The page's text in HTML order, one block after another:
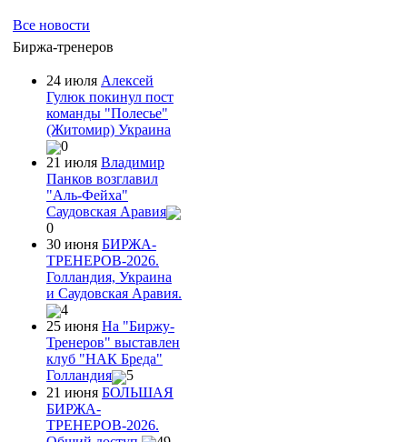
Все новости
Биржа-тренеров
24 июля Алексей
Гулюк покинул пост
команды "Полесье"
(Житомир) Украина
0
21 июля Владимир
Панков возглавил
"Аль-Фейха"
Саудовская Аравия
0
30 июня БИРЖА-
ТРЕНЕРОВ-2026.
Голландия, Украина
и Саудовская Аравия.
4
25 июня На "Биржу-
Тренеров" выставлен
клуб "НАК Бреда"
Голландия
5
21 июня БОЛЬШАЯ
БИРЖА-
ТРЕНЕРОВ-2026.